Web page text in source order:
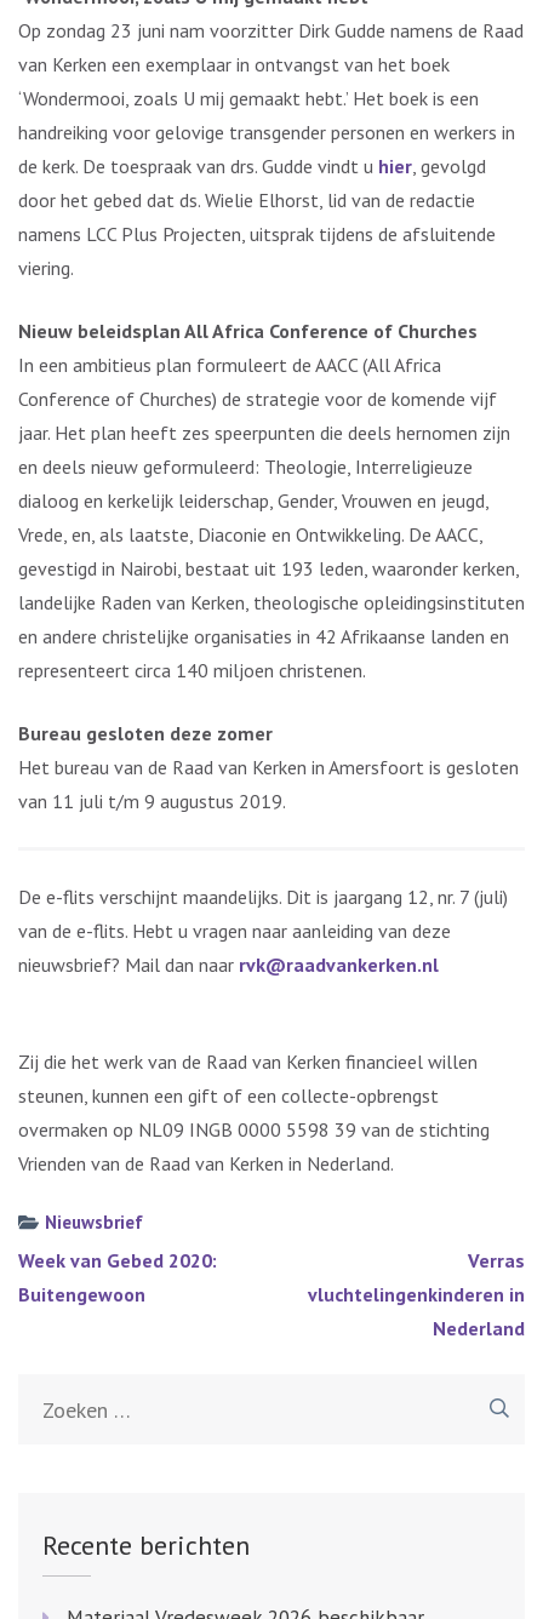
Op zondag 23 juni nam voorzitter Dirk Gudde namens de Raad
van Kerken een exemplaar in ontvangst van het boek
‘Wondermooi, zoals U mij gemaakt hebt.’ Het boek is een
handreiking voor gelovige transgender personen en werkers in
de kerk. De toespraak van drs. Gudde vindt u hier, gevolgd
door het gebed dat ds. Wielie Elhorst, lid van de redactie
namens LCC Plus Projecten, uitsprak tijdens de afsluitende
viering.
Nieuw beleidsplan All Africa Conference of Churches
In een ambitieus plan formuleert de AACC (All Africa
Conference of Churches) de strategie voor de komende vijf
jaar. Het plan heeft zes speerpunten die deels hernomen zijn
en deels nieuw geformuleerd: Theologie, Interreligieuze
dialoog en kerkelijk leiderschap, Gender, Vrouwen en jeugd,
Vrede, en, als laatste, Diaconie en Ontwikkeling. De AACC,
gevestigd in Nairobi, bestaat uit 193 leden, waaronder kerken,
landelijke Raden van Kerken, theologische opleidingsinstituten
en andere christelijke organisaties in 42 Afrikaanse landen en
representeert circa 140 miljoen christenen.
Bureau gesloten deze zomer
Het bureau van de Raad van Kerken in Amersfoort is gesloten
van 11 juli t/m 9 augustus 2019.
De e-flits verschijnt maandelijks. Dit is jaargang 12, nr. 7 (juli)
van de e-flits. Hebt u vragen naar aanleiding van deze
nieuwsbrief? Mail dan naar rvk@raadvankerken.nl
Zij die het werk van de Raad van Kerken financieel willen
steunen, kunnen een gift of een collecte-opbrengst
overmaken op NL09 INGB 0000 5598 39 van de stichting
Vrienden van de Raad van Kerken in Nederland.
Nieuwsbrief
Bericht
navigatie
Week van Gebed 2020:
Buitengewoon
Verras
vluchtelingenkinderen in
Nederland
Recente berichten